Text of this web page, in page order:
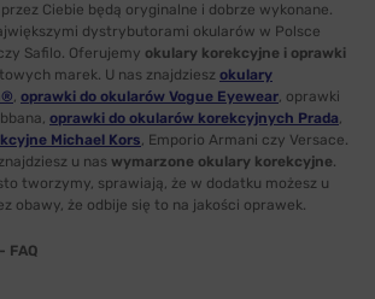
Ciebie będą oryginalne i dobrze wykonane.
dystrybutorami okularów w Polsce
Safilo. Oferujemy okulary korekcyjne i oprawki
marek. U nas znajdziesz okulary
, oprawki do okularów Vogue Eyewear, oprawki
oprawki do okularów korekcyjnych Prada,
Michael Kors, Emporio Armani czy Versace.
u nas wymarzone okulary korekcyjne.
tworzymy, sprawiają, że w dodatku możesz u
obawy, że odbije się to na jakości oprawek.
FAQ